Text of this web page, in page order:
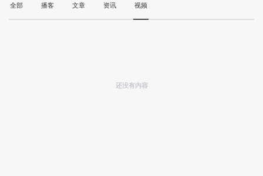
全部 播客 文章 资讯 视频
还没有内容